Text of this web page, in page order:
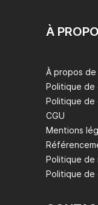
À
À propos de
Politique
Politique de
CGU
Mentions
Politique de
Politique de